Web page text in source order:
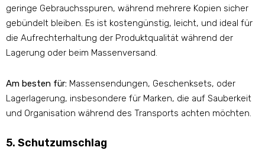
geringe Gebrauchsspuren, während mehrere Kopien sicher
gebündelt bleiben. Es ist kostengünstig, leicht, und ideal für
die Aufrechterhaltung der Produktqualität während der
Lagerung oder beim Massenversand.
Am besten für: Massensendungen, Geschenksets, oder
Lagerlagerung, insbesondere für Marken, die auf Sauberkeit
und Organisation während des Transports achten möchten.
5. Schutzumschlag